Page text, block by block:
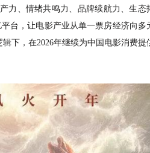
力、情绪共鸣力、品牌续航力、生态
台，让电影产业从单一票房经济向多
下，在2026年继续为中国电影消费提